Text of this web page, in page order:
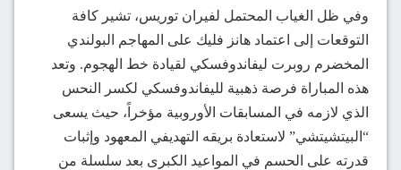
وفي ظل الغياب المحتمل لفيران توريس، تشير كافة
التوقعات إلى اعتماد هانز فليك على المهاجم البولندي
المخضرم روبرت ليفاندوفسكي لقيادة خط الهجوم. وتعد
هذه المباراة فرصة ذهبية لليفاندوفسكي لكسر النحس
الذي لازمه في المسابقات الأوروبية مؤخراً، حيث يسعى
“البيتشيتشي” لاستعادة بريقه التهديفي المعهود وإثبات
قدرته على الحسم في المواعيد الكبرى بعد سلسلة من